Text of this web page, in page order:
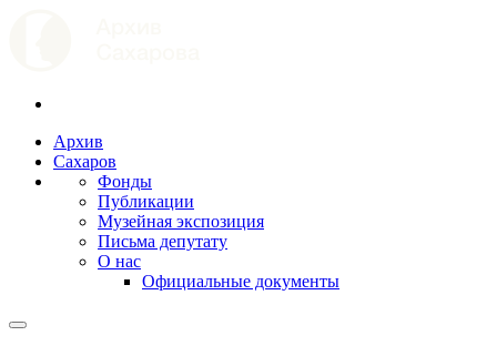
Архив
Сахаров
Фонды
Публикации
Музейная экспозиция
Письма депутату
О нас
Официальные документы